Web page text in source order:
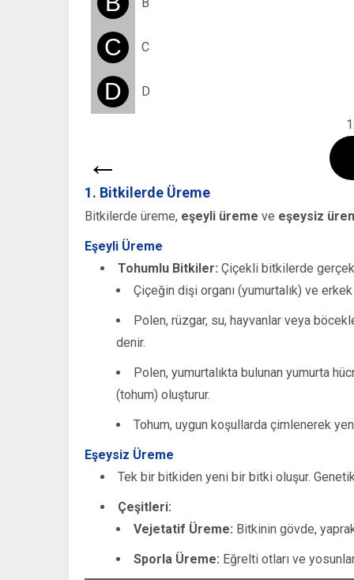
C C
D D
←
1. Bitkilerde Üreme
Bitkilerde üreme, eşeyli üreme ve eşeysiz
Eşeyli Üreme
Tohumlu Bitkiler: Çiçekli bitkilerde
Çiçeğin dişi organı (yumurtalık) ve
Polen, rüzgar, su, hayvanlar veya
denir.
Polen, yumurtalıkta bulunan yumurta
(tohum) oluşturur.
Tohum, uygun koşullarda çimlenerek
Eşeysiz Üreme
Tek bir bitkiden yeni bir bitki oluşur.
Çeşitleri:
Vejetatif Üreme: Bitkinin gövde,
Sporla Üreme: Eğrelti otları ve